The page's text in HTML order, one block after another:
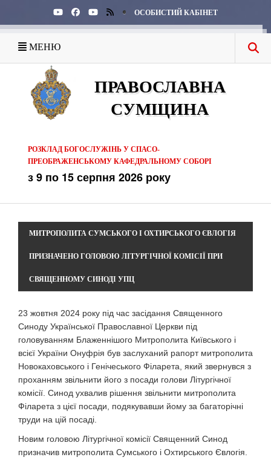
ОСОБИСТИЙ КАБІНЕТ
МЕНЮ
ПРАВОСЛАВНА
СУМЩИНА
РОЗКЛАД БОГОСЛУЖІНЬ У СПАСО-
ПРЕОБРАЖЕНСЬКОМУ КАФЕДРАЛЬНОМУ СОБОРІ
з 9 по 15 серпня 2026 року
МИТРОПОЛИТА СУМСЬКОГО І ОХТИРСЬКОГО ЄВЛОГІЯ
ПРИЗНАЧЕНО ГОЛОВОЮ ЛІТУРГІЧНОЇ КОМІСІЇ ПРИ
СВЯЩЕННОМУ СИНОДІ УПЦ
23 жовтня 2024 року під час засідання Священного
Синоду Української Православної Церкви під
головуванням Блаженнішого Митрополита Київського і
всієї України Онуфрія був заслуханий рапорт митрополита
Новокаховського і Генічеського Філарета, який звернувся з
проханням звільнити його з посади голови Літургічної
комісії. Синод ухвалив рішення звільнити митрополита
Філарета з цієї посади, подякувавши йому за багаторічні
труди на цій посаді.
Новим головою Літургічної комісії Священний Синод
призначив митрополита Сумського і Охтирського Євлогія.